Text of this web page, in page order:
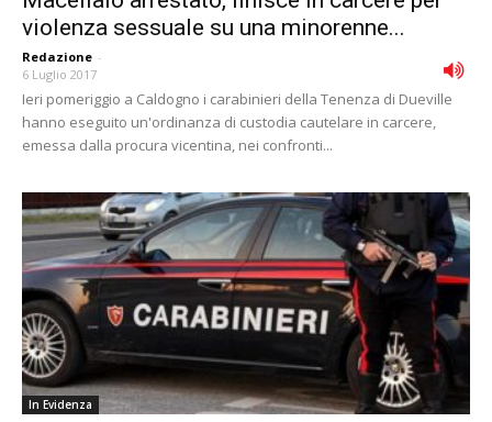
violenza sessuale su una minorenne...
Redazione -
6 Luglio 2017
Ieri pomeriggio a Caldogno i carabinieri della Tenenza di Dueville
hanno eseguito un'ordinanza di custodia cautelare in carcere,
emessa dalla procura vicentina, nei confronti...
In Evidenza